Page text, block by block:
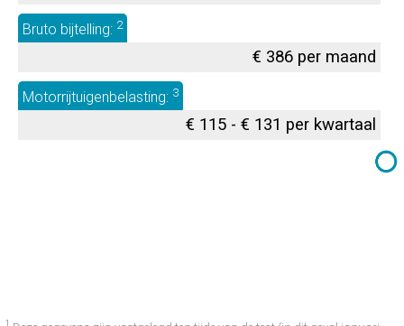
Bruto bijtelling: 2
€ 386 per maand
Motorrijtuigenbelasting: 3
€ 115 - € 131 per kwartaal
1